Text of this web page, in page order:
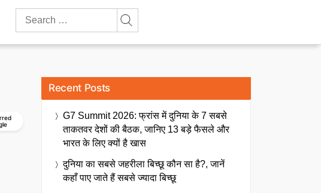
Search
Recent Posts
G7 Summit 2026: फ्रांस में दुनिया के 7 सबसे
ताकतवर देशों की बैठक, जानिए 13 बड़े फैसले और
भारत के लिए क्यों है खास
दुनिया का सबसे जहरीला बिच्छू कौन सा है?, जानें
कहाँ पाए जाते हैं सबसे ज्यादा बिच्छू